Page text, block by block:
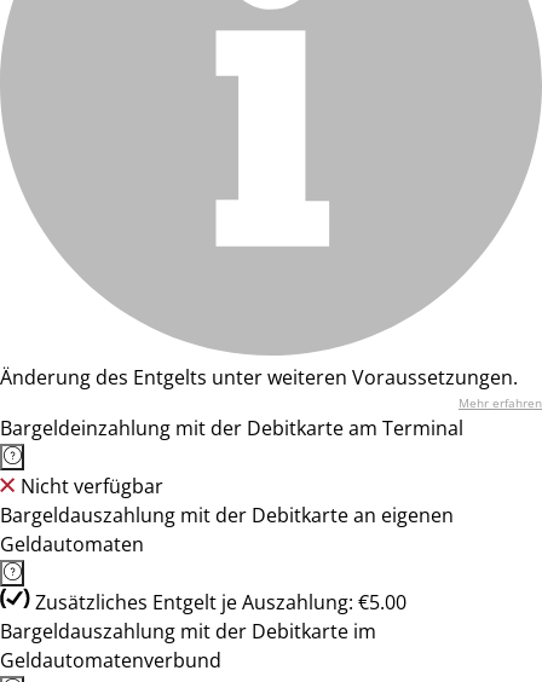
Änderung des Entgelts unter weiteren Voraussetzungen.
Mehr erfahren
Bargeldeinzahlung mit der Debitkarte am Terminal
Nicht verfügbar
Bargeldauszahlung mit der Debitkarte an eigenen
Geldautomaten
Zusätzliches Entgelt je Auszahlung: €5.00
Bargeldauszahlung mit der Debitkarte im
Geldautomatenverbund